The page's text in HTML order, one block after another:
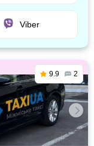
Viber
9.9 2